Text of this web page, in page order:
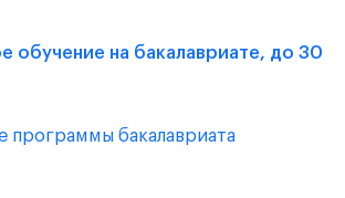
обучение на бакалавриате, до 30
программы бакалавриата